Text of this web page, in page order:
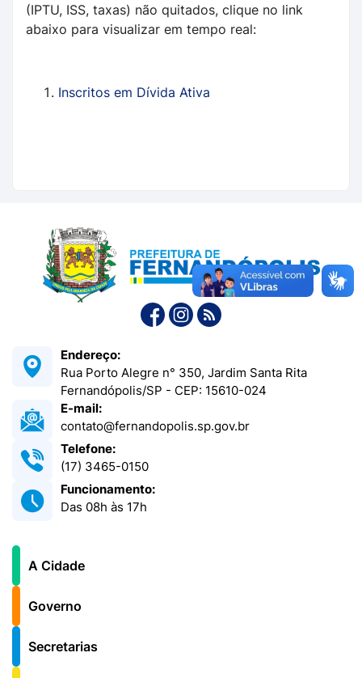
(IPTU, ISS, taxas) não quitados, clique no link
abaixo para visualizar em tempo real:
Inscritos em Dívida Ativa
Endereço:
Rua Porto Alegre n° 350, Jardim Santa Rita
Fernandópolis/SP - CEP: 15610-024
E-mail:
contato@fernandopolis.sp.gov.br
Telefone:
(17) 3465-0150
Funcionamento:
Das 08h às 17h
A Cidade
Governo
Secretarias